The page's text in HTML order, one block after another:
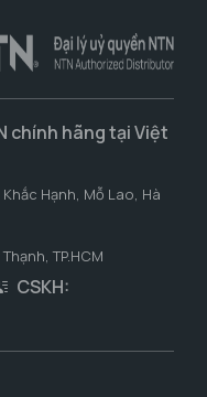
chính hãng tại Việt
Hạnh, Mỗ Lao, Hà
TP.HCM
CSKH: